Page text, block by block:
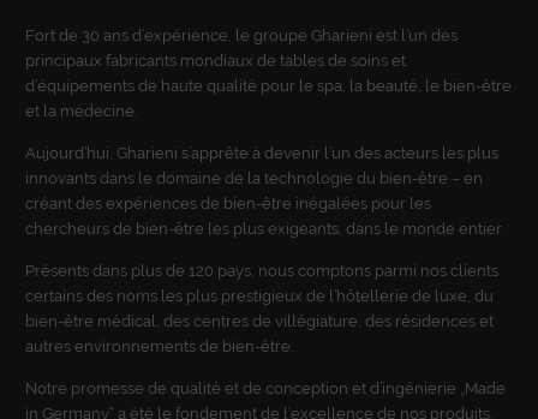
Fort de 30 ans d’expérience, le groupe Gharieni est l’un des
principaux fabricants mondiaux de tables de soins et
d’équipements de haute qualité pour le spa, la beauté, le bien-être
et la médecine.
Aujourd’hui, Gharieni s’apprête à devenir l’un des acteurs les plus
innovants dans le domaine de la technologie du bien-être – en
créant des expériences de bien-être inégalées pour les
chercheurs de bien-être les plus exigeants, dans le monde entier.
Présents dans plus de 120 pays, nous comptons parmi nos clients
certains des noms les plus prestigieux de l’hôtellerie de luxe, du
bien-être médical, des centres de villégiature, des résidences et
autres environnements de bien-être.
Notre promesse de qualité et de conception et d’ingénierie „Made
in Germany“ a été le fondement de l’excellence de nos produits.